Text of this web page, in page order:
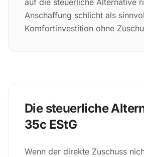
auf die steuerliche Alternative
Anschaffung schlicht als
Komfortinvestition ohne
Die steuerliche
35c EStG
Wenn der direkte Zuschuss